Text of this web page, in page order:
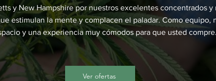
y New Hampshire por nuestros excelentes concentrados
estimulan la mente y complacen el paladar. Como equipo,
y una experiencia muy cómodos para que usted compre.
Ver ofertas